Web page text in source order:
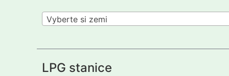
Vyberte si zemi
LPG stanice